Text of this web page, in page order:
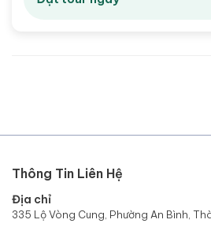
Thông Tin Liên Hệ
Địa chỉ
335 Lộ Vòng Cung, Phường An Bình,